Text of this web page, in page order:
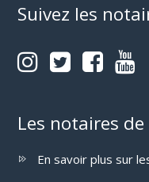
Suivez les
Les notaires
En savoir plus sur